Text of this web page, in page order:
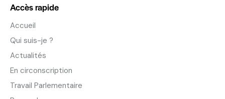
Accès rapide
Accueil
Qui suis-je ?
Actualités
En circonscription
Travail Parlementaire